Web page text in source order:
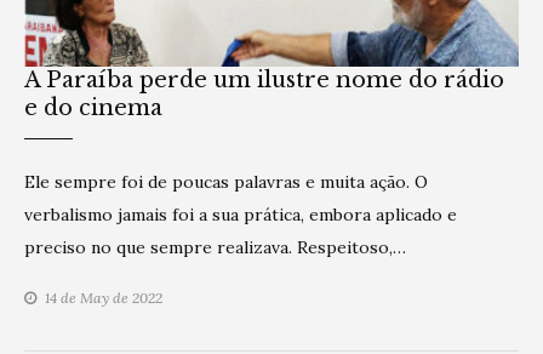
A Paraíba perde um ilustre nome do rádio
e do cinema
Ele sempre foi de poucas palavras e muita ação. O
verbalismo jamais foi a sua prática, embora aplicado e
preciso no que sempre realizava. Respeitoso,…
14 de May de 2022